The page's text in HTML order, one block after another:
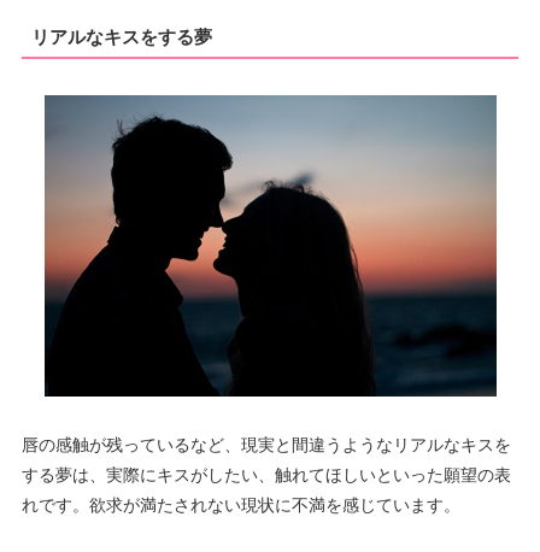
リアルなキスをする夢
唇の感触が残っているなど、現実と間違うようなリアルなキスを
する夢は、実際にキスがしたい、触れてほしいといった願望の表
れです。欲求が満たされない現状に不満を感じています。